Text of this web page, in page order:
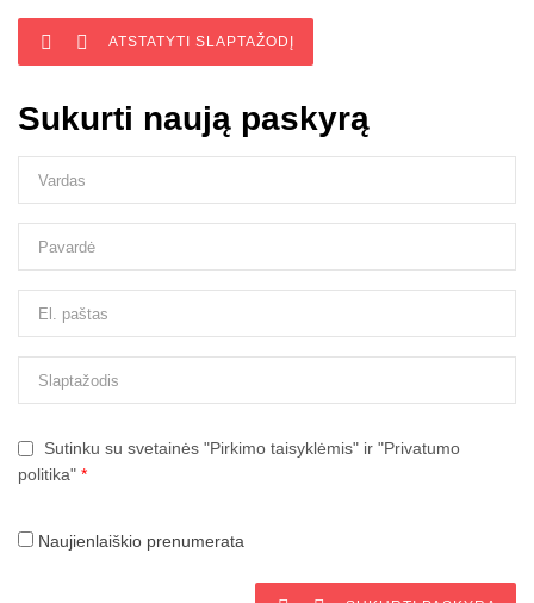
  ATSTATYTI SLAPTAŽODĮ
Sukurti naują paskyrą
Sutinku su svetainės "Pirkimo taisyklėmis" ir "Privatumo
politika" *
Naujienlaiškio prenumerata